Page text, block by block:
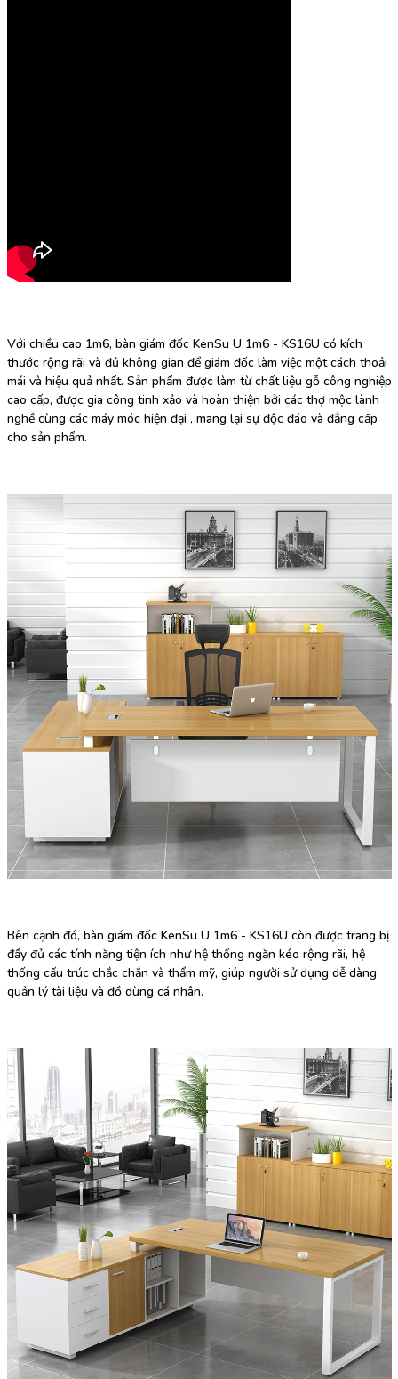
Với chiều cao 1m6, bàn giám đốc KenSu U 1m6 - KS16U có kích
thước rộng rãi và đủ không gian để giám đốc làm việc một cách thoải
mái và hiệu quả nhất. Sản phẩm được làm từ chất liệu gỗ công nghiệp
cao cấp, được gia công tinh xảo và hoàn thiện bởi các thợ mộc lành
nghề cùng các máy móc hiện đại , mang lại sự độc đáo và đẳng cấp
cho sản phẩm.
Bên cạnh đó, bàn giám đốc KenSu U 1m6 - KS16U còn được trang bị
đầy đủ các tính năng tiện ích như hệ thống ngăn kéo rộng rãi, hệ
thống cấu trúc chắc chắn và thẩm mỹ, giúp người sử dụng dễ dàng
quản lý tài liệu và đồ dùng cá nhân.